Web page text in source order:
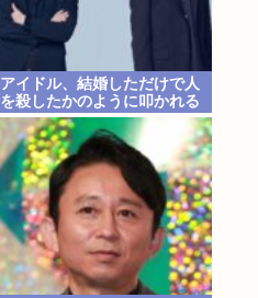
アイドル、結婚しただけで人
を殺したかのように叩かれる